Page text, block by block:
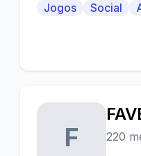
o CATTLE FARM!
Jogos Social
F 220